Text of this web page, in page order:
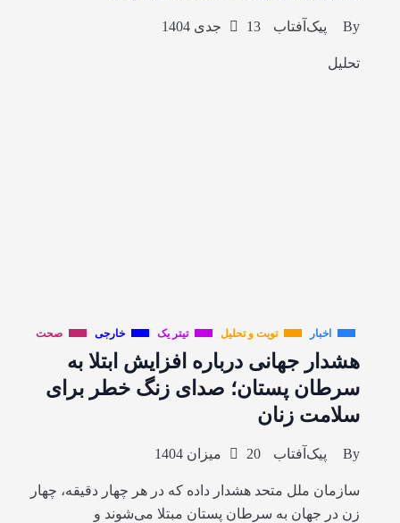
By پیک‌آفتاب 13 جدی 1404
تحلیل
اخبار تویت و تحلیل تیتر یک خارجی صحت
هشدار جهانی درباره افزایش ابتلا به
سرطان پستان؛ صدای زنگ خطر برای
سلامت زنان
By پیک‌آفتاب 20 میزان 1404
سازمان ملل متحد هشدار داده که در هر چهار دقیقه، چهار
زن در جهان به سرطان پستان مبتلا می‌شوند و